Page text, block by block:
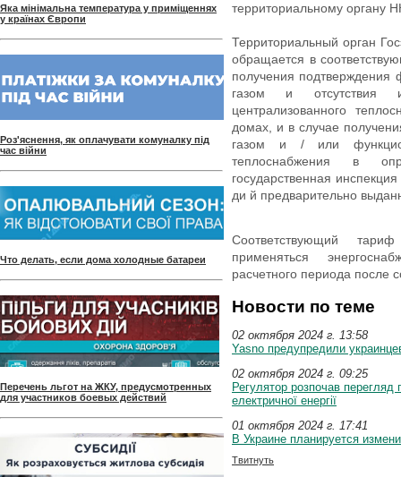
Яка мінімальна температура у приміщеннях
у країнах Європи
Роз'яснення, як оплачувати комуналку під
час війни
Что делать, если дома холодные батареи
Перечень льгот на ЖКУ, предусмотренных
для участников боевых действий
территориальному органу
Территориальный орган
обращается в
получения подтверждения
газом и отсутствия
централизованного
домах, и в случае
газом и / или
теплоснабжения в
государственная
ди й предварительно
Соответствующий
применяться
расчетного периода после
Новости по теме
02 октября 2024 г. 13:58
Yasno предупредили
02 октября 2024 г. 09:25
Регулятор розпочав перегляд
електричної енергії
01 октября 2024 г. 17:41
В Украине планируется
Твитнуть